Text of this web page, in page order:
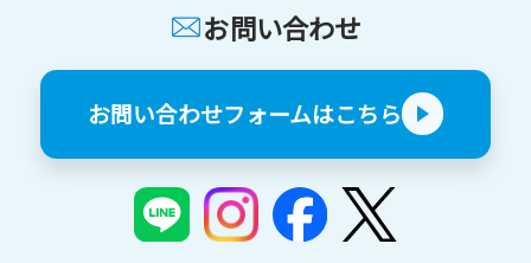
お問い合わせ
お問い合わせフォームはこちら